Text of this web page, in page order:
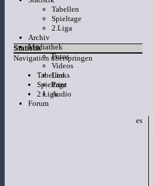
Tabellen
Spieltage
2.Liga
Archiv
Mediathek
Fotos
Videos
Links
Print
Audio
Forum
Statistik
Navigation überspringen
Tabellen
Spieltage
2.Liga
es